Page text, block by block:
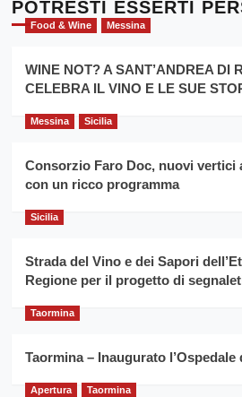
evento
per
la
filiera
grano
Cronoscalata
Giarre
Montesalice
per
il
anno
Franco
Caruso
POTRESTI ESSERTI
Food & Wine Messina
WINE NOT? A SANT’ANDREA DI
CELEBRA IL VINO E LE SUE
Messina Sicilia
Consorzio Faro Doc, nuovi vertici
con un ricco programma
Sicilia
Strada del Vino e dei Sapori
Regione per il progetto di
Taormina
Taormina – Inaugurato l’Ospedale
Apertura Taormina